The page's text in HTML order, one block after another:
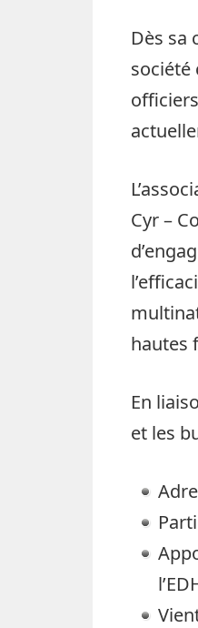
Dès sa
société
Cyr –
hautes
En
et les